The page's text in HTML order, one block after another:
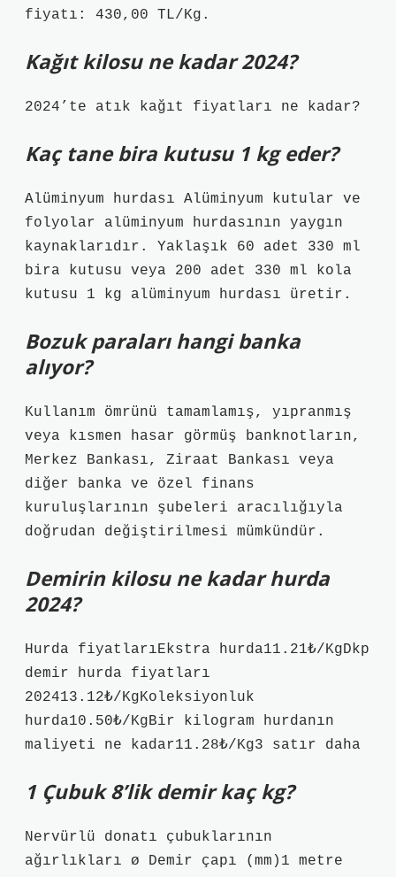
fiyatı: 430,00 TL/Kg.
Kağıt kilosu ne kadar 2024?
2024’te atık kağıt fiyatları ne kadar?
Kaç tane bira kutusu 1 kg eder?
Alüminyum hurdası Alüminyum kutular ve
folyolar alüminyum hurdasının yaygın
kaynaklarıdır. Yaklaşık 60 adet 330 ml
bira kutusu veya 200 adet 330 ml kola
kutusu 1 kg alüminyum hurdası üretir.
Bozuk paraları hangi banka
alıyor?
Kullanım ömrünü tamamlamış, yıpranmış
veya kısmen hasar görmüş banknotların,
Merkez Bankası, Ziraat Bankası veya
diğer banka ve özel finans
kuruluşlarının şubeleri aracılığıyla
doğrudan değiştirilmesi mümkündür.
Demirin kilosu ne kadar hurda
2024?
Hurda fiyatlarıEkstra hurda11.21₺/KgDkp
demir hurda fiyatları
202413.12₺/KgKoleksiyonluk
hurda10.50₺/KgBir kilogram hurdanın
maliyeti ne kadar11.28₺/Kg3 satır daha
1 Çubuk 8’lik demir kaç kg?
Nervürlü donatı çubuklarının
ağırlıkları ø Demir çapı (mm)1 metre